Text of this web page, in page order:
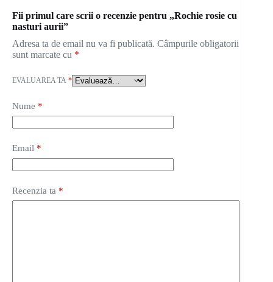
Fii primul care scrii o recenzie pentru „Rochie rosie cu
nasturi aurii”
Adresa ta de email nu va fi publicată. Câmpurile obligatorii
sunt marcate cu *
EVALUAREA TA *
Nume *
Email *
Recenzia ta *